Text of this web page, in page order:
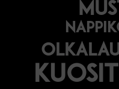
kuosit